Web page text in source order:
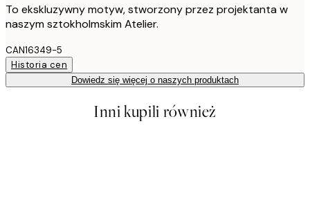
To ekskluzywny motyw, stworzony przez projektanta w
naszym sztokholmskim Atelier.
CAN16349-5
Historia cen
Dowiedz się więcej o naszych produktach
Inni kupili również